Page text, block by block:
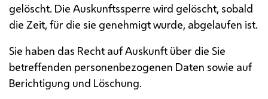
gelöscht. Die Auskunftssperre wird gelöscht, sobald
die Zeit, für die sie genehmigt wurde, abgelaufen ist.
Sie haben das Recht auf Auskunft über die Sie
betreffenden personenbezogenen Daten sowie auf
Berichtigung und Löschung.